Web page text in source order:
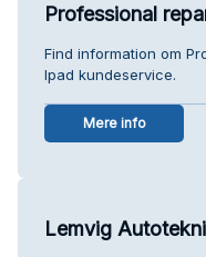
Professional
Find information om
Ipad kundeservice.
Mere info
Lemvig